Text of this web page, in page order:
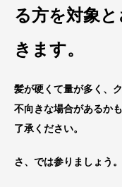
る方を対象
きます。
髪が硬くて量が多く、
不向きな場合があるか
了承ください。
さ、では参りましょう。